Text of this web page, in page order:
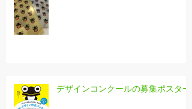
デザインコンクールの募集ポスター